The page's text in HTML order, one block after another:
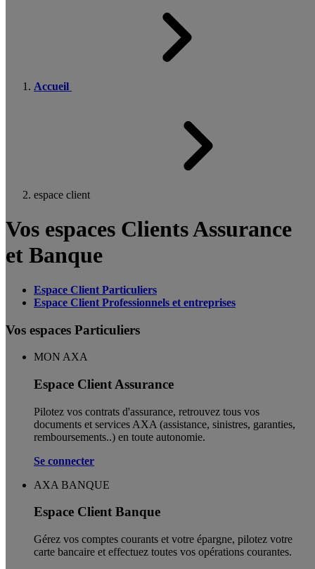
Accueil
espace client
Vos espaces Clients Assurance
et Banque
Espace Client Particuliers
Espace Client Professionnels et entreprises
Vos espaces Particuliers
MON AXA
Espace Client Assurance
Pilotez vos contrats d'assurance, retrouvez tous vos
documents et services AXA (assistance, sinistres, garanties,
remboursements..) en toute autonomie. ​
Se connecter
AXA BANQUE
Espace Client Banque
Gérez vos comptes courants et votre épargne, pilotez votre
carte bancaire et effectuez toutes vos opérations courantes.